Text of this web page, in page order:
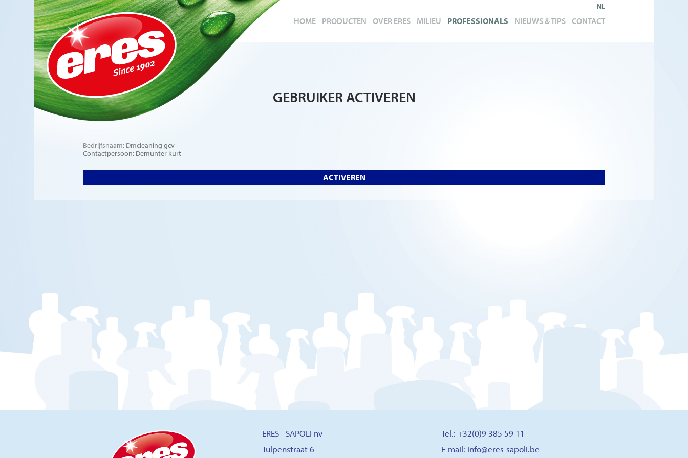
HOME PRODUCTEN OVER ERES MILIEU PROFESSIONALS NIEUWS & TIPS CONTACT
NL
GEBRUIKER ACTIVEREN
Bedrijfsnaam: Dmcleaning gcv
Contactpersoon: Demunter kurt
ACTIVEREN
ERES - SAPOLI nv
Tulpenstraat 6
Tel.: +32(0)9 385 59 11
E-mail: info@eres-sapoli.be